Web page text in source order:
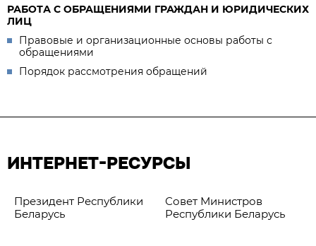
РАБОТА С ОБРАЩЕНИЯМИ ГРАЖДАН И ЮРИДИЧЕСКИХ
ЛИЦ
Правовые и организационные основы работы с
обращениями
Порядок рассмотрения обращений
ИНТЕРНЕТ-РЕСУРСЫ
Президент Республики
Беларусь
Совет Министров
Республики Беларусь